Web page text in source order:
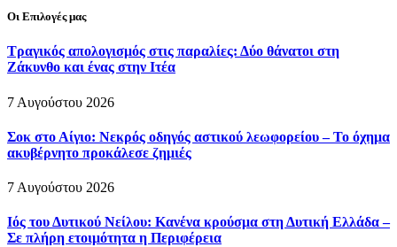
Οι Επιλογές μας
Τραγικός απολογισμός στις παραλίες: Δύο θάνατοι στη
Ζάκυνθο και ένας στην Ιτέα
7 Αυγούστου 2026
Σοκ στο Αίγιο: Νεκρός οδηγός αστικού λεωφορείου – Το όχημα
ακυβέρνητο προκάλεσε ζημιές
7 Αυγούστου 2026
Ιός του Δυτικού Νείλου: Κανένα κρούσμα στη Δυτική Ελλάδα –
Σε πλήρη ετοιμότητα η Περιφέρεια